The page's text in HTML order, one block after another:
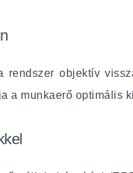
objektív
a munkaerő optimális